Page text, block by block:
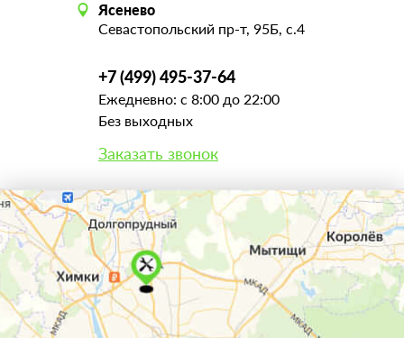
Ясенево
Севастопольский пр-т, 95Б, с.4
+7 (499) 495-37-64
Ежедневно: с 8:00 до 22:00
Без выходных
Заказать звонок